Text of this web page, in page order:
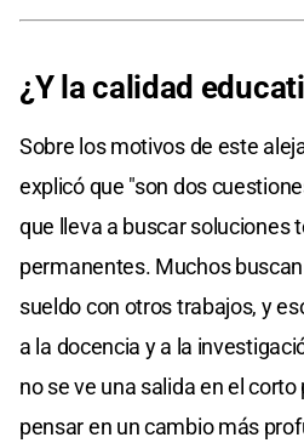
¿Y la calidad
Sobre los motivos de este
explicó que "son dos
que lleva a buscar soluciones
permanentes. Muchos
sueldo con otros trabajos, y
a la docencia y a la
no se ve una salida en el
pensar en un cambio más